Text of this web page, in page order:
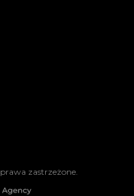
zastrzeżone.